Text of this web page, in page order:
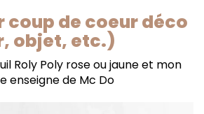
coup de coeur déco
objet, etc.)
Roly Poly rose ou jaune et mon
enseigne de Mc Do